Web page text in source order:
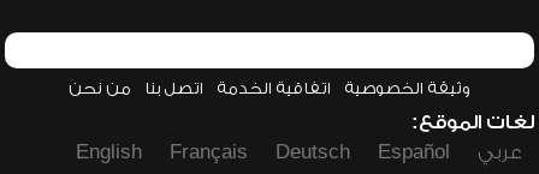
وثيقة الخصوصية اتفاقية الخدمة اتصل بنا من نحن
لغات الموقع:
عربي
Español
Deutsch
Français
English